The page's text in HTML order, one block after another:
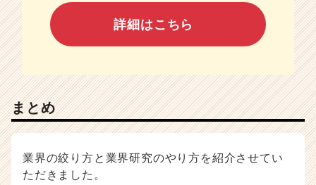
詳細はこちら
まとめ
業界の絞り方と業界研究のやり方を紹介させてい
ただきました。